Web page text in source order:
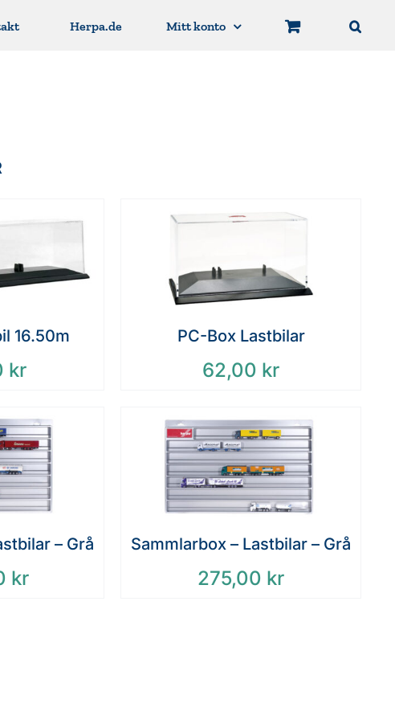
Herpa.de Mitt konto
16.50m
kr
PC-Box Lastbilar
62,00 kr
– Grå
kr
Sammlarbox – Lastbilar – Grå
275,00 kr